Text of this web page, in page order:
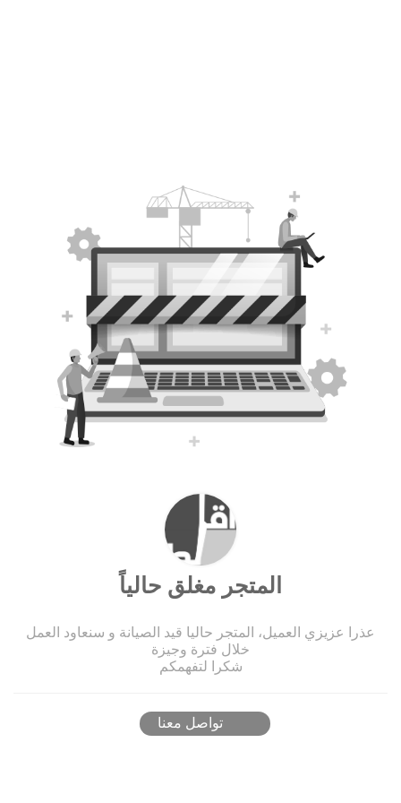
المتجر مغلق حالياً
عذرا عزيزي العميل، المتجر حاليا قيد الصيانة و سنعاود العمل
خلال فترة وجيزة
شكرا لتفهمكم
تواصل معنا